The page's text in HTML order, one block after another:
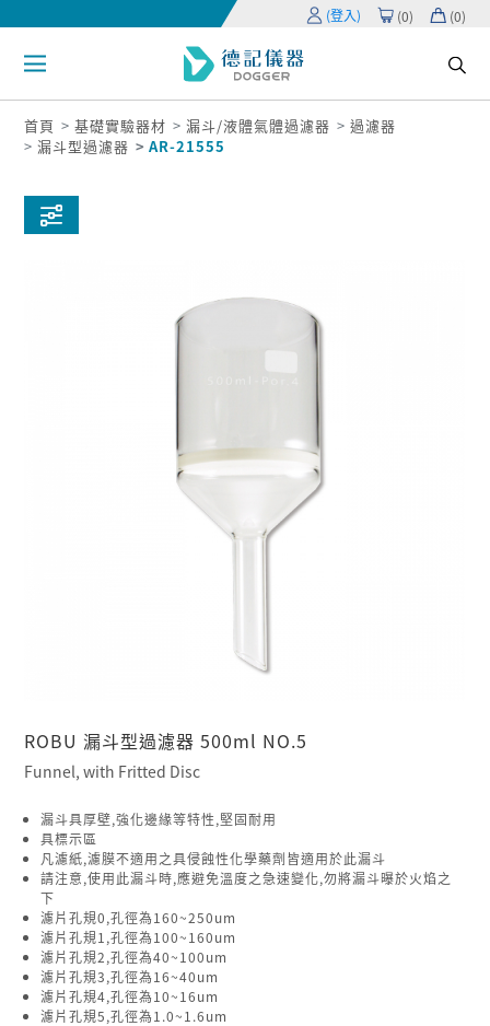
(登入) (0) (0)
首頁 基礎實驗器材 漏斗/液體氣體過濾器
過濾器
漏斗型過濾器
AR-21555
ROBU 漏斗型過濾器 500ml NO.5
Funnel, with Fritted Disc
漏斗具厚壁,強化邊緣等特性,堅固耐用
具標示區
凡濾紙,濾膜不適用之具侵蝕性化學藥劑皆適用於此漏斗
請注意,使用此漏斗時,應避免溫度之急速變化,勿將漏斗曝於火焰之
下
濾片孔規0,孔徑為160~250um
濾片孔規1,孔徑為100~160um
濾片孔規2,孔徑為40~100um
濾片孔規3,孔徑為16~40um
濾片孔規4,孔徑為10~16um
濾片孔規5,孔徑為1.0~1.6um